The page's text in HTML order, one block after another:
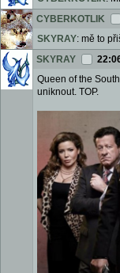
CYBERKOTLIK
SKYRAY: mě to
SKYRAY
Queen of the
uniknout. TOP.